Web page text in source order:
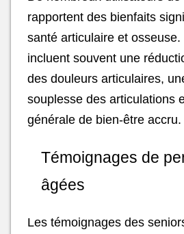
rapportent des bienfaits
santé articulaire et
incluent souvent une
des douleurs articulaires,
souplesse des articulations
générale de bien-être accru.
Témoignages de
âgées
Les témoignages des